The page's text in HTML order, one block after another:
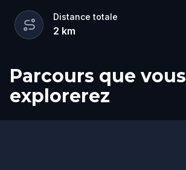
Distance totale
2 km
Parcours que vous
explorerez